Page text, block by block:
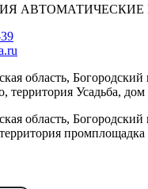
АВТОМАТИЧЕСКИЕ
область, Богородский
территория Усадьба, дом
область, Богородский